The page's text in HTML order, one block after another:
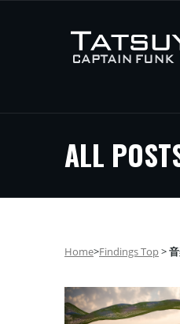
ALL
Home>Findings Top>